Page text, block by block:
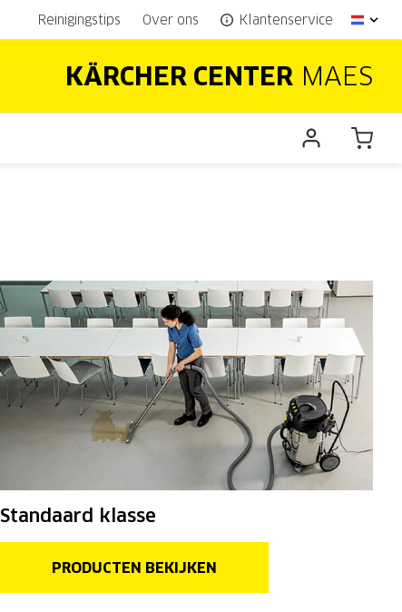
Reinigingstips Over ons Klantenservice
KÄRCHER CENTER MAES
Standaard klasse
PRODUCTEN BEKIJKEN